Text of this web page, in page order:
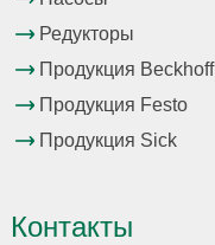
Редукторы
Продукция Beckhoff
Продукция Festo
Продукция Sick
Контакты